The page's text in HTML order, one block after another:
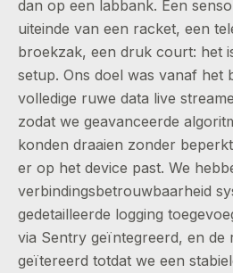
dan op een labbank. Een
uiteinde van een racket, een
broekzak, een druk court: het
setup. Ons doel was vanaf het
volledige ruwe data live
zodat we geavanceerde
konden draaien zonder
er op het device past. We
verbindingsbetrouwbaarheid
gedetailleerde logging
via Sentry geïntegreerd, en de
geïtereerd totdat we een